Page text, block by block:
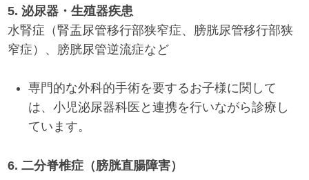
5. 泌尿器・生殖器疾患
水腎症（腎盂尿管移行部狭窄症、膀胱尿管移行部狭
窄症）、膀胱尿管逆流症など
専門的な外科的手術を要するお子様に関して
は、小児泌尿器科医と連携を行いながら診療し
ています。
6. 二分脊椎症（膀胱直腸障害）